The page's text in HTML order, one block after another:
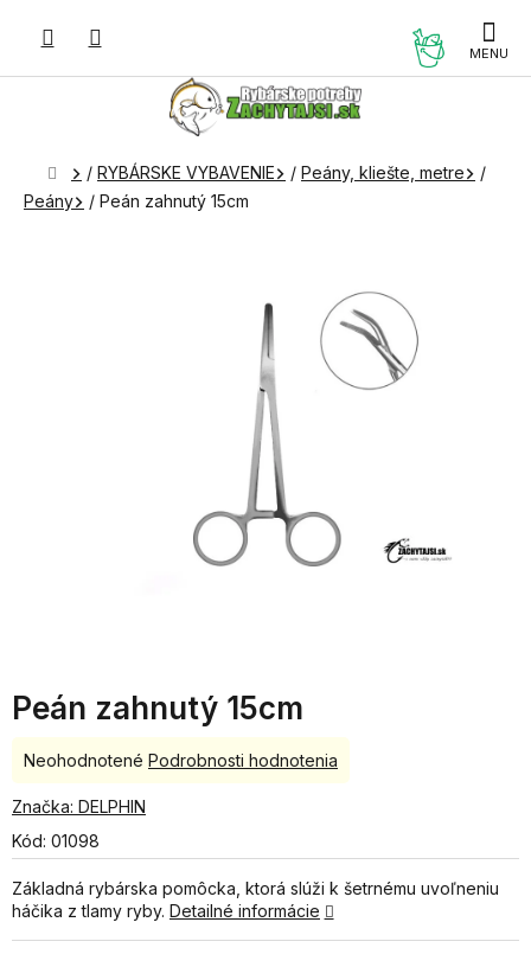
Domov
/ RYBÁRSKE VYBAVENIE / Peány, kliešte, metre
/
Peány
/ Peán zahnutý 15cm
Peán zahnutý 15cm
Kód: 01098
Základná rybárska pomôcka, ktorá slúži k šetrnému uvoľneniu
háčika z tlamy ryby. Detailné informácie
Priemerné
produktu
0,0
5
hviezdičiek.
Neohodnotené Podrobnosti hodnotenia
Značka: DELPHIN